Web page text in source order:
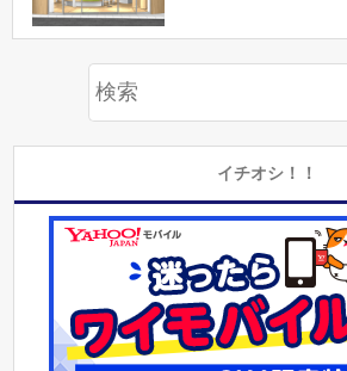
イチオシ！！